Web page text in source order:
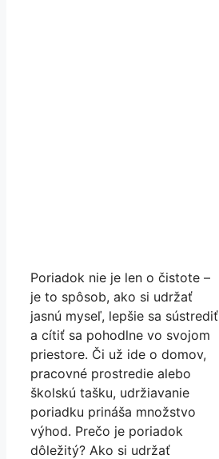
Poriadok nie je len o čistote –
je to spôsob, ako si udržať
jasnú myseľ, lepšie sa sústrediť
a cítiť sa pohodlne vo svojom
priestore. Či už ide o domov,
pracovné prostredie alebo
školskú tašku, udržiavanie
poriadku prináša množstvo
výhod. Prečo je poriadok
dôležitý? Ako si udržať